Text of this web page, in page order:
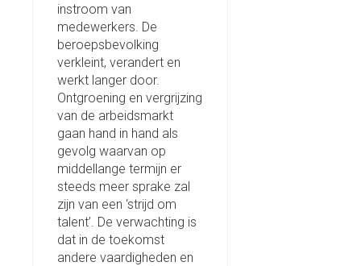
instroom van
medewerkers. De
beroepsbevolking
verkleint, verandert en
werkt langer door.
Ontgroening en vergrijzing
van de arbeidsmarkt
gaan hand in hand als
gevolg waarvan op
middellange termijn er
steeds meer sprake zal
zijn van een ‘strijd om
talent’. De verwachting is
dat in de toekomst
andere vaardigheden en